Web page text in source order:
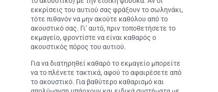
εκκρίσεις του αυτιού σας φράξουν το σωληνάκι,
τότε πιθανόν να μην ακούτε καθόλου από το
ακουστικό σας. Γι’ αυτό, πριν τοποθετήσετε το
εκμαγείο, φροντίστε να είναι καθαρός ο
ακουστικός πόρος του αυτιού.
Για να διατηρηθεί καθαρό το εκμαγείο μπορείτε
να το πλένετε τακτικά, αφού το αφαιρέσετε από
το ακουστικό. Για βαθύτερο καθαρισμό και